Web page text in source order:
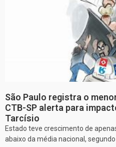
São Paulo registra o
CTB-SP alerta para
Tarcísio
Estado teve crescimento de
abaixo da média nacional,